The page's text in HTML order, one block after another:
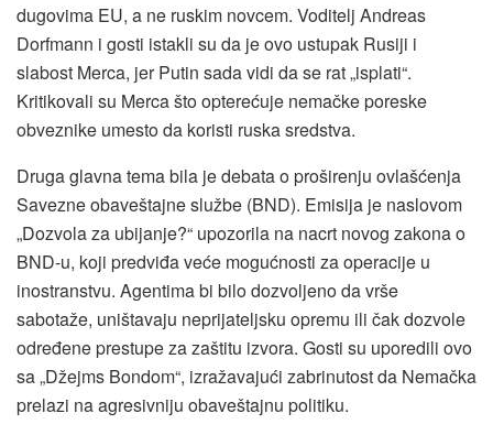
dugovima EU, a ne ruskim novcem. Voditelj Andreas
Dorfmann i gosti istakli su da je ovo ustupak Rusiji i
slabost Merca, jer Putin sada vidi da se rat „isplati“.
Kritikovali su Merca što opterećuje nemačke poreske
obveznike umesto da koristi ruska sredstva.
Druga glavna tema bila je debata o proširenju ovlašćenja
Savezne obaveštajne službe (BND). Emisija je naslovom
„Dozvola za ubijanje?“ upozorila na nacrt novog zakona o
BND-u, koji predviđa veće mogućnosti za operacije u
inostranstvu. Agentima bi bilo dozvoljeno da vrše
sabotaže, uništavaju neprijateljsku opremu ili čak dozvole
određene prestupe za zaštitu izvora. Gosti su uporedili ovo
sa „Džejms Bondom“, izražavajući zabrinutost da Nemačka
prelazi na agresivniju obaveštajnu politiku.